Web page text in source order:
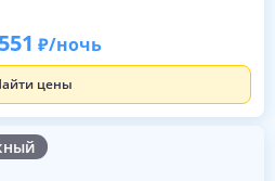
/ночь
цены